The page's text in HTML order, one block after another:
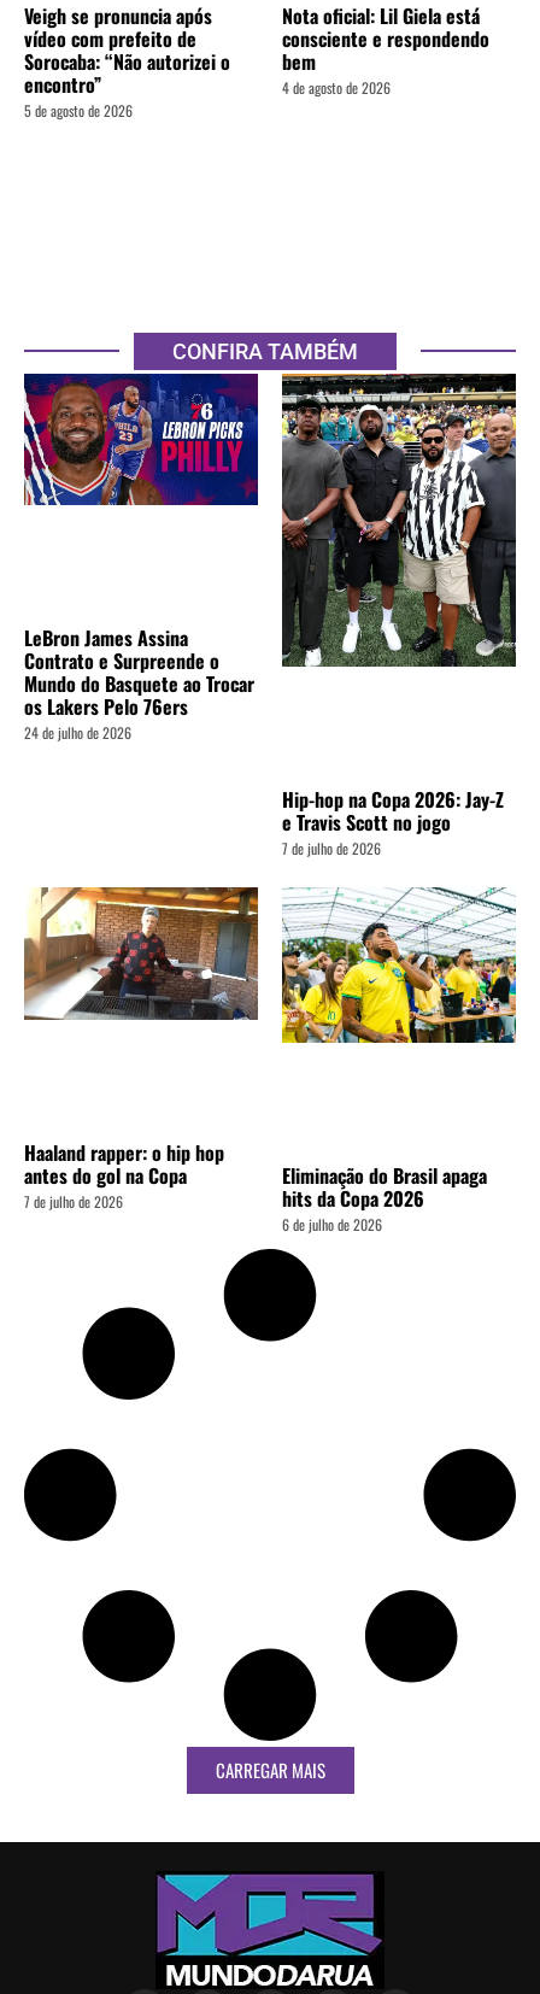
Veigh se pronuncia após
vídeo com prefeito de
Sorocaba: “Não autorizei o
encontro”
5 de agosto de 2026
Nota oficial: Lil Giela está
consciente e respondendo
bem
4 de agosto de 2026
CONFIRA TAMBÉM
LeBron James Assina
Contrato e Surpreende o
Mundo do Basquete ao Trocar
os Lakers Pelo 76ers
24 de julho de 2026
Hip-hop na Copa 2026: Jay-Z
e Travis Scott no jogo
7 de julho de 2026
Haaland rapper: o hip hop
antes do gol na Copa
7 de julho de 2026
Eliminação do Brasil apaga
hits da Copa 2026
6 de julho de 2026
CARREGAR MAIS